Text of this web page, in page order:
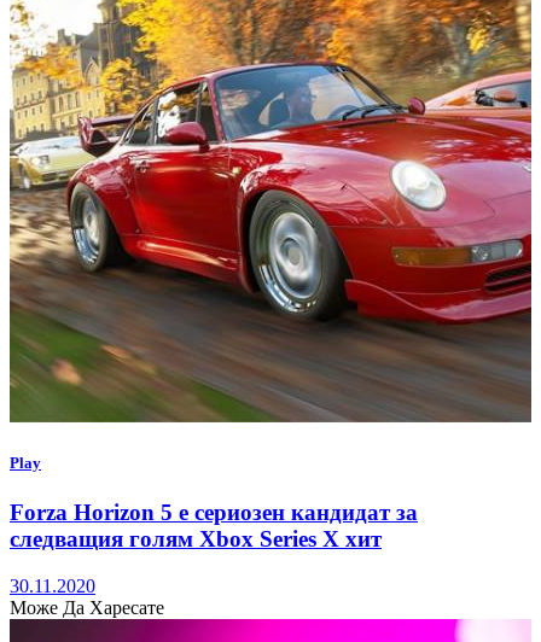
Play
Forza Horizon 5 е сериозен кандидат за
следващия голям Xbox Series X хит
30.11.2020
Може Да Харесате